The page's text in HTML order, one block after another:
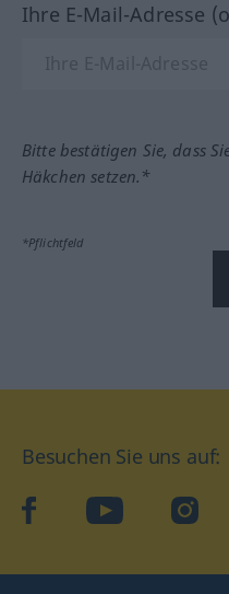
Ihre E-Mail-Adresse
Bitte bestätigen Sie, dass
Häkchen setzen.*
*Pflichtfeld
Besuchen Sie uns auf:
facebookYouTube